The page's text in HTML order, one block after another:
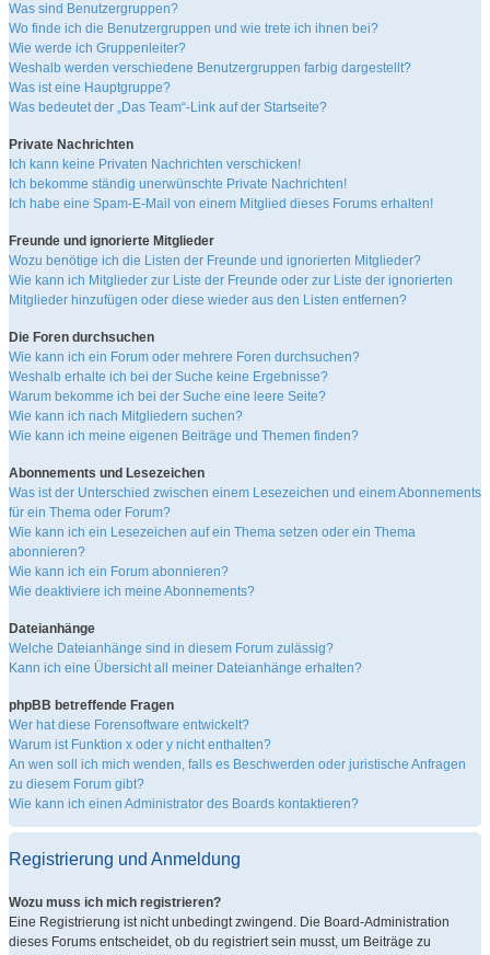
Was sind Benutzergruppen?
Wo finde ich die Benutzergruppen und wie trete ich ihnen bei?
Wie werde ich Gruppenleiter?
Weshalb werden verschiedene Benutzergruppen farbig dargestellt?
Was ist eine Hauptgruppe?
Was bedeutet der „Das Team“-Link auf der Startseite?
Private Nachrichten
Ich kann keine Privaten Nachrichten verschicken!
Ich bekomme ständig unerwünschte Private Nachrichten!
Ich habe eine Spam-E-Mail von einem Mitglied dieses Forums erhalten!
Freunde und ignorierte Mitglieder
Wozu benötige ich die Listen der Freunde und ignorierten Mitglieder?
Wie kann ich Mitglieder zur Liste der Freunde oder zur Liste der ignorierten
Mitglieder hinzufügen oder diese wieder aus den Listen entfernen?
Die Foren durchsuchen
Wie kann ich ein Forum oder mehrere Foren durchsuchen?
Weshalb erhalte ich bei der Suche keine Ergebnisse?
Warum bekomme ich bei der Suche eine leere Seite?
Wie kann ich nach Mitgliedern suchen?
Wie kann ich meine eigenen Beiträge und Themen finden?
Abonnements und Lesezeichen
Was ist der Unterschied zwischen einem Lesezeichen und einem Abonnements
für ein Thema oder Forum?
Wie kann ich ein Lesezeichen auf ein Thema setzen oder ein Thema
abonnieren?
Wie kann ich ein Forum abonnieren?
Wie deaktiviere ich meine Abonnements?
Dateianhänge
Welche Dateianhänge sind in diesem Forum zulässig?
Kann ich eine Übersicht all meiner Dateianhänge erhalten?
phpBB betreffende Fragen
Wer hat diese Forensoftware entwickelt?
Warum ist Funktion x oder y nicht enthalten?
An wen soll ich mich wenden, falls es Beschwerden oder juristische Anfragen
zu diesem Forum gibt?
Wie kann ich einen Administrator des Boards kontaktieren?
Registrierung und Anmeldung
Wozu muss ich mich registrieren?
Eine Registrierung ist nicht unbedingt zwingend. Die Board-Administration
dieses Forums entscheidet, ob du registriert sein musst, um Beiträge zu